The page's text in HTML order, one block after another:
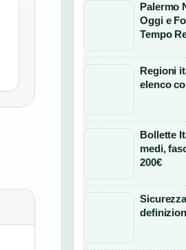
Palermo
Oggi e
Tempo
Regioni
elenco
Bollette
medi,
200€